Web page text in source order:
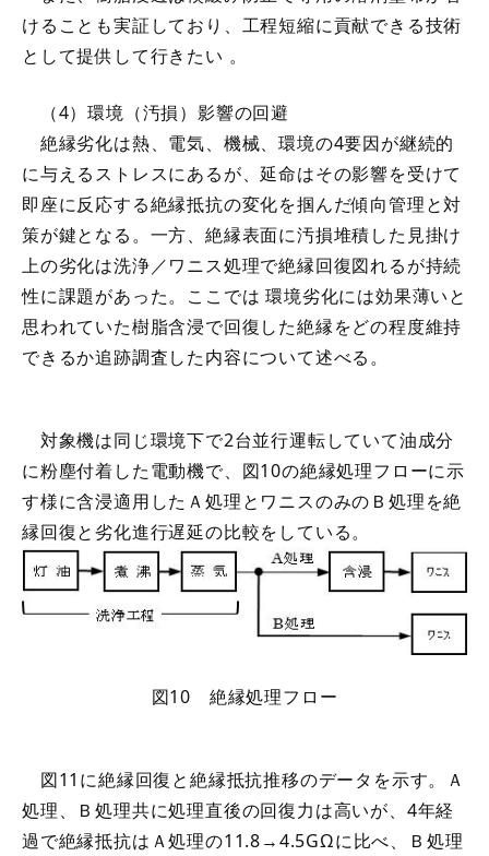
けることも実証しており、工程短縮に貢献できる技術
として提供して行きたい 。
（4）環境（汚損）影響の回避
絶縁劣化は熱、電気、機械、環境の4要因が継続的
に与えるストレスにあるが、延命はその影響を受けて
即座に反応する絶縁抵抗の変化を掴んだ傾向管理と対
策が鍵となる。一方、絶縁表面に汚損堆積した見掛け
上の劣化は洗浄／ワニス処理で絶縁回復図れるが持続
性に課題があった。ここでは 環境劣化には効果薄いと
思われていた樹脂含浸で回復した絶縁をどの程度維持
できるか追跡調査した内容について述べる。
対象機は同じ環境下で2台並行運転していて油成分
に粉塵付着した電動機で、図10の絶縁処理フローに示
す様に含浸適用したＡ処理とワニスのみのＢ処理を絶
縁回復と劣化進行遅延の比較をしている。
図10 絶縁処理フロー
図11に絶縁回復と絶縁抵抗推移のデータを示す。Ａ
処理、Ｂ処理共に処理直後の回復力は高いが、4年経
過で絶縁抵抗はＡ処理の11.8→4.5GΩに比べ、Ｂ処理